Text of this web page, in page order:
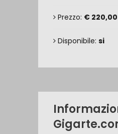
Prezzo: € 220,00
Disponibile: si